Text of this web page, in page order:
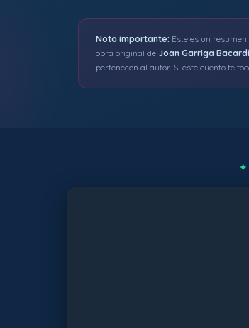
Nota importante: Este es un
obra original de Joan Garriga Bacardí
pertenecen al autor. Si este cuento te